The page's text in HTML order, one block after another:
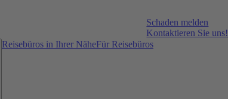
Schaden melden
Kontaktieren Sie uns!
Reisebüros in Ihrer NäheFür Reisebüros